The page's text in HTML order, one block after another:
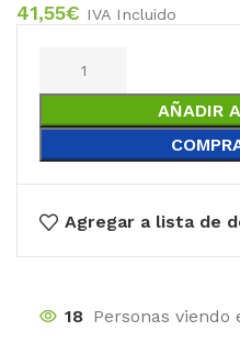
41,55€ IVA Incluido
AÑADIR
Agregar a lista de
18 Personas